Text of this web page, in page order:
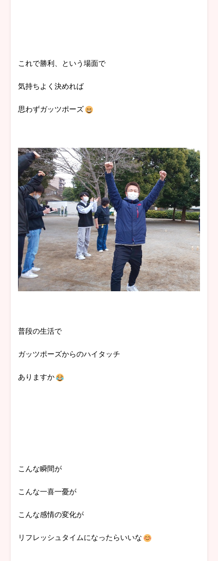
これで勝利、という場面で
気持ちよく決めれば
思わずガッツポーズ
普段の生活で
ガッツポーズからのハイタッチ
ありますか
こんな瞬間が
こんな一喜一憂が
こんな感情の変化が
リフレッシュタイムになったらいいな